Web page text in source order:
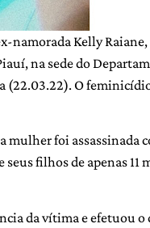
namorada Kelly Raiane,
na sede do
(22.03.22). O
mulher foi assassinada
filhos de apenas 11
da vítima e efetuou o